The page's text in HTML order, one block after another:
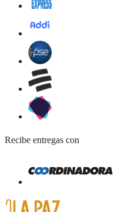
Recibe entregas con